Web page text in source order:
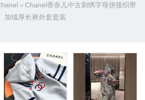
> Chanel香奈儿中古刺绣字母拼接织带
加绒厚长裤外套套装